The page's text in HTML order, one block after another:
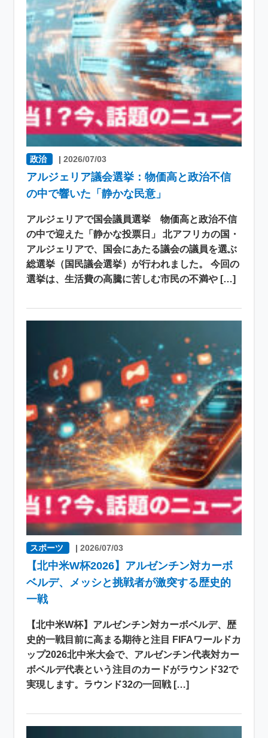
政治 |2026/07/03
アルジェリア議会選挙：物価高と政治不信
の中で響いた「静かな民意」
アルジェリアで国会議員選挙 物価高と政治不信
の中で迎えた「静かな投票日」 北アフリカの国・
アルジェリアで、国会にあたる議会の議員を選ぶ
総選挙（国民議会選挙）が行われました。 今回の
選挙は、生活費の高騰に苦しむ市民の不満や […]
スポーツ |2026/07/03
【北中米W杯2026】アルゼンチン対カーボ
ベルデ、メッシと挑戦者が激突する歴史的
一戦
【北中米W杯】アルゼンチン対カーボベルデ、歴
史的一戦目前に高まる期待と注目 FIFAワールドカ
ップ2026北中米大会で、アルゼンチン代表対カー
ボベルデ代表という注目のカードがラウンド32で
実現します。ラウンド32の一回戦 […]